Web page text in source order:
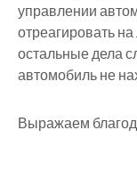
управлении
отреагировать
остальные дела
автомобиль не
Выражаем